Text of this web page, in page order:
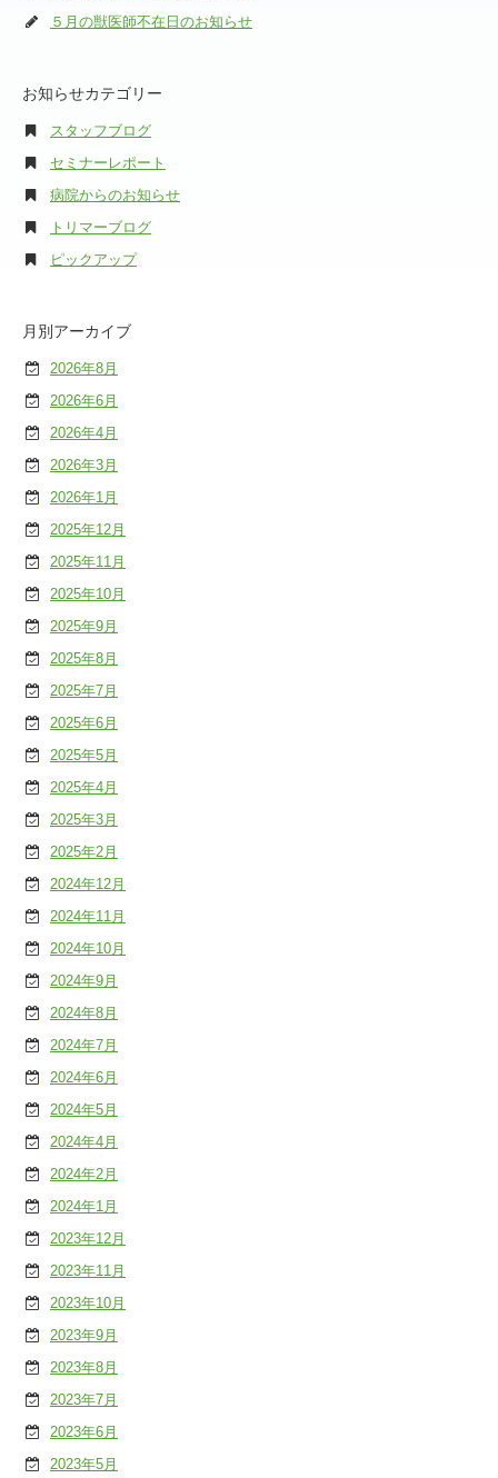
５月の獣医師不在日のお知らせ
お知らせカテゴリー
スタッフブログ
セミナーレポート
病院からのお知らせ
トリマーブログ
ピックアップ
月別アーカイブ
2026年8月
2026年6月
2026年4月
2026年3月
2026年1月
2025年12月
2025年11月
2025年10月
2025年9月
2025年8月
2025年7月
2025年6月
2025年5月
2025年4月
2025年3月
2025年2月
2024年12月
2024年11月
2024年10月
2024年9月
2024年8月
2024年7月
2024年6月
2024年5月
2024年4月
2024年2月
2024年1月
2023年12月
2023年11月
2023年10月
2023年9月
2023年8月
2023年7月
2023年6月
2023年5月